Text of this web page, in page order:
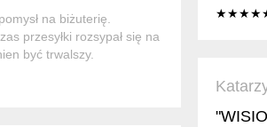
★★★★★
na biżuterię.
przesyłki rozsypał się na
być trwalszy.